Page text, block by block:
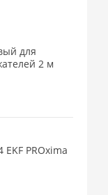
для
2 м
PROxima